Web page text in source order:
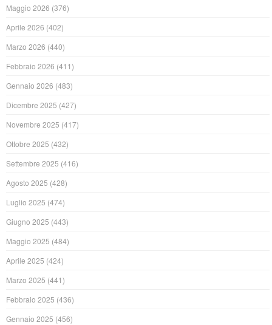
Maggio 2026 (376)
Aprile 2026 (402)
Marzo 2026 (440)
Febbraio 2026 (411)
Gennaio 2026 (483)
Dicembre 2025 (427)
Novembre 2025 (417)
Ottobre 2025 (432)
Settembre 2025 (416)
Agosto 2025 (428)
Luglio 2025 (474)
Giugno 2025 (443)
Maggio 2025 (484)
Aprile 2025 (424)
Marzo 2025 (441)
Febbraio 2025 (436)
Gennaio 2025 (456)